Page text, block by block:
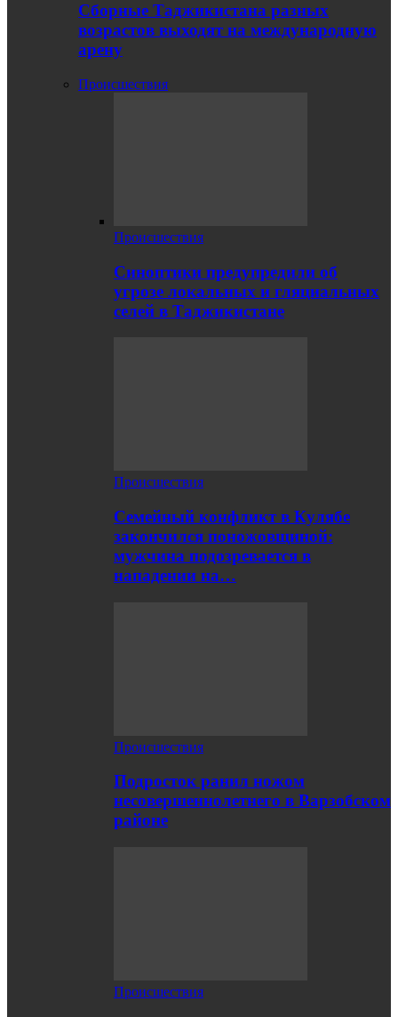
Сборные Таджикистана разных
возрастов выходят на международную
арену
Происшествия
Происшествия
Синоптики предупредили об
угрозе локальных и гляциальных
селей в Таджикистане
Происшествия
Семейный конфликт в Кулябе
закончился поножовщиной:
мужчина подозревается в
нападении на…
Происшествия
Подросток ранил ножом
несовершеннолетнего в Варзобском
районе
Происшествия